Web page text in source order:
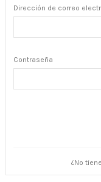
Dirección de correo
Contraseña
¿No